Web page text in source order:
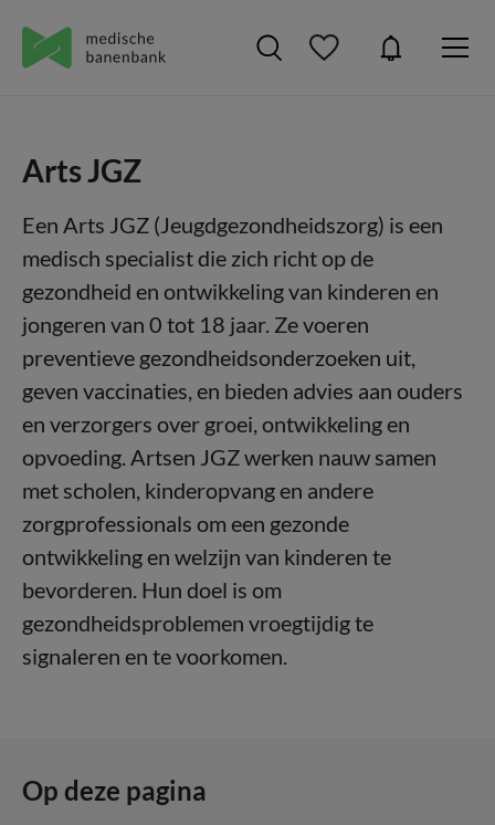
Arts JGZ
Een Arts JGZ (Jeugdgezondheidszorg) is een
medisch specialist die zich richt op de
gezondheid en ontwikkeling van kinderen en
jongeren van 0 tot 18 jaar. Ze voeren
preventieve gezondheidsonderzoeken uit,
geven vaccinaties, en bieden advies aan ouders
en verzorgers over groei, ontwikkeling en
opvoeding. Artsen JGZ werken nauw samen
met scholen, kinderopvang en andere
zorgprofessionals om een gezonde
ontwikkeling en welzijn van kinderen te
bevorderen. Hun doel is om
gezondheidsproblemen vroegtijdig te
signaleren en te voorkomen.
Op deze pagina